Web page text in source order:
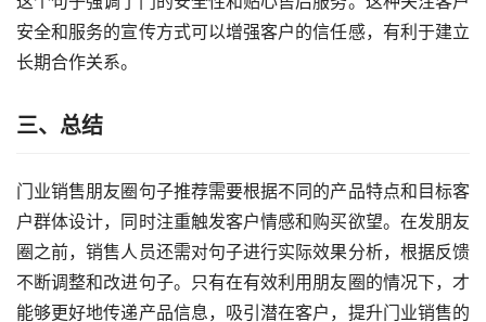
安全和服务的宣传方式可以增强客户的信任感，有利于建立
长期合作关系。
三、总结
门业销售朋友圈句子推荐需要根据不同的产品特点和目标客
户群体设计，同时注重触发客户情感和购买欲望。在发朋友
圈之前，销售人员还需对句子进行实际效果分析，根据反馈
不断调整和改进句子。只有在有效利用朋友圈的情况下，才
能够更好地传递产品信息，吸引潜在客户，提升门业销售的